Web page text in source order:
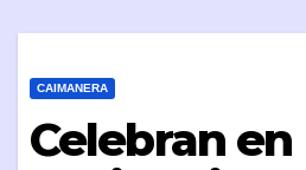
CAIMANERA
Celebran en